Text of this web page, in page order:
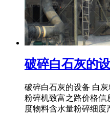
破碎白石灰的
破碎白石灰的设备 白
粉碎机致富之路价格信
度物料含水量粉碎细